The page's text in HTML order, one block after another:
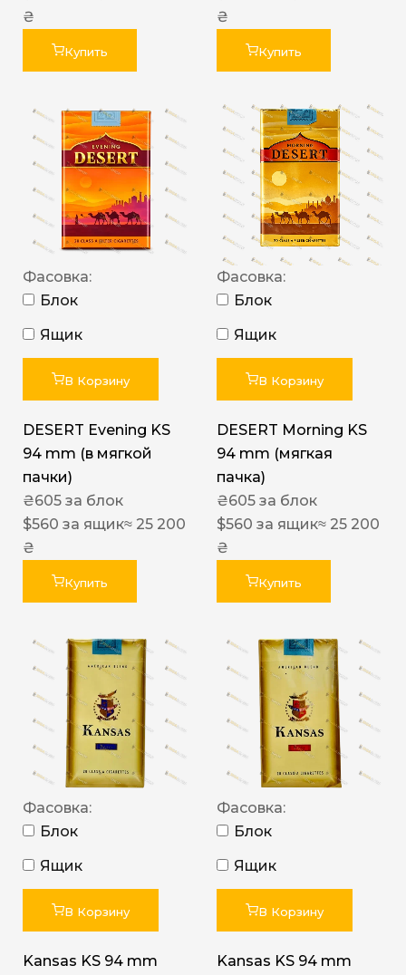
₴
Купить
₴
Купить
Фасовка:
Блок
Ящик
В Корзину
DESERT Evening KS
94 mm (в мягкой
пачки)
₴605 за блок
$560 за ящик≈ 25 200
₴
Купить
Фасовка:
Блок
Ящик
В Корзину
DESERT Morning KS
94 mm (мягкая
пачка)
₴605 за блок
$560 за ящик≈ 25 200
₴
Купить
Фасовка:
Блок
Ящик
В Корзину
Kansas KS 94 mm
Фасовка:
Блок
Ящик
В Корзину
Kansas KS 94 mm